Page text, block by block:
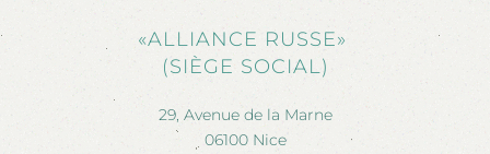
«ALLIANCE RUSSE»
(SIÈGE SOCIAL)
29, Avenue de la Marne
06100 Nice